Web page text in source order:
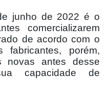
junho de 2022 é o
comercializarem
de acordo com o
fabricantes, porém,
novas antes desse
capacidade de